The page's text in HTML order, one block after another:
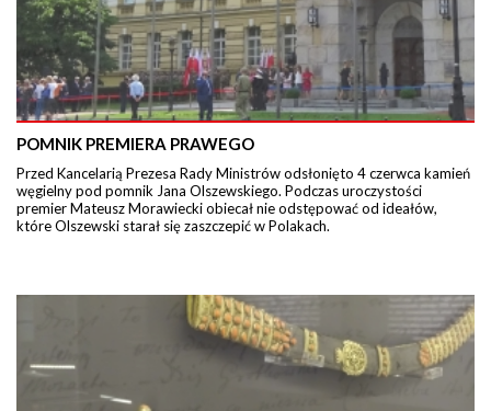
POMNIK PREMIERA PRAWEGO
Przed Kancelarią Prezesa Rady Ministrów odsłonięto 4 czerwca kamień
węgielny pod pomnik Jana Olszewskiego. Podczas uroczystości
premier Mateusz Morawiecki obiecał nie odstępować od ideałów,
które Olszewski starał się zaszczepić w Polakach.